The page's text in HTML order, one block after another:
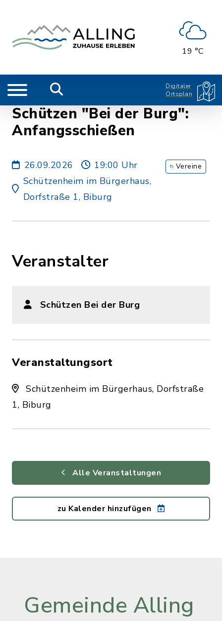
19 °C
Digitaler
Ortsplan
Schützen "Bei der Burg":
Anfangsschießen
26.09.2026
19:00 Uhr
Schützenheim im Bürgerhaus,
Dorfstraße 1, Biburg
Vereine
Veranstalter
Schützen Bei der Burg
Veranstaltungsort
Schützenheim im Bürgerhaus, Dorfstraße
1, Biburg
Alle Veranstaltungen
zu Kalender hinzufügen
Gemeinde Alling